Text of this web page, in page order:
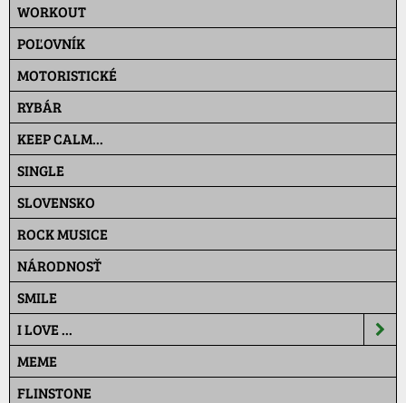
WORKOUT
POĽOVNÍK
MOTORISTICKÉ
RYBÁR
KEEP CALM...
SINGLE
SLOVENSKO
ROCK MUSICE
NÁRODNOSŤ
SMILE
I LOVE ...
MEME
FLINSTONE